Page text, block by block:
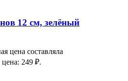
12 см, зелёный
цена составляла
249 ₽.